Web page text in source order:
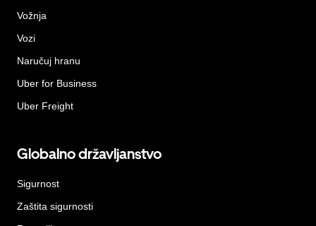
Vožnja
Vozi
Naručuj hranu
Uber for Business
Uber Freight
Globalno državljanstvo
Sigurnost
Zaštita sigurnosti